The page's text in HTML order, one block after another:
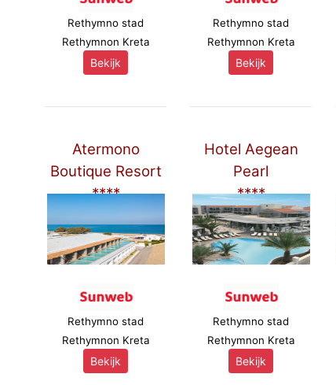
Rethymno stad
Rethymnon Kreta
Bekijk
Rethymno stad
Rethymnon Kreta
Bekijk
Atermono
Boutique Resort
****
Rethymno stad
Rethymnon Kreta
Bekijk
Hotel Aegean
Pearl
****
Rethymno stad
Rethymnon Kreta
Bekijk